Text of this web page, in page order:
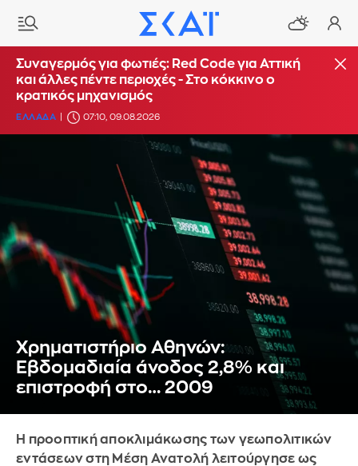
Συναγερμός για φωτιές: Red Code για Αττική
και άλλες πέντε περιοχές - Στο κόκκινο ο
κρατικός μηχανισμός
ΕΛΛΑΔΑ 07:10, 09.08.2026
Χρηματιστήριο Αθηνών:
Εβδομαδιαία άνοδος 2,8% και
επιστροφή στο… 2009
Η προοπτική αποκλιμάκωσης των γεωπολιτικών
εντάσεων στη Μέση Ανατολή λειτούργησε ως